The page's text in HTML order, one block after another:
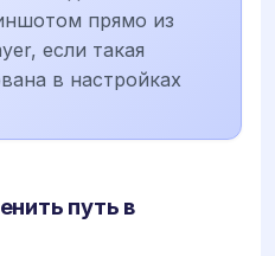
прямо из
если такая
в настройках
путь в